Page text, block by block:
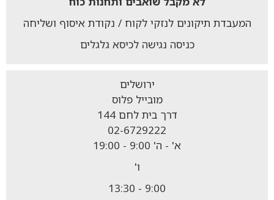
המעבדת תיקונים לנזקי לקוח / נקודת איסוף ושליחה
כניסה נגישה לכיסא גלגלים
ירושלים
מובייל פלוס
דרך בית לחם 144
02-6729222
א' - ה' 9:00 - 19:00
ו'
9:00 - 13:30